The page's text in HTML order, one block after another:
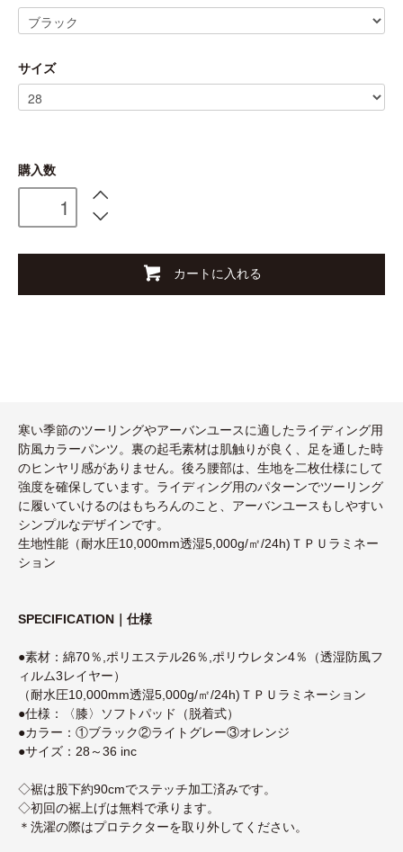
サイズ
購入数
カートに入れる
寒い季節のツーリングやアーバンユースに適したライディング用
防風カラーパンツ。裏の起毛素材は肌触りが良く、足を通した時
のヒンヤリ感がありません。後ろ腰部は、生地を二枚仕様にして
強度を確保しています。ライディング用のパターンでツーリング
に履いていけるのはもちろんのこと、アーバンユースもしやすい
シンプルなデザインです。
生地性能（耐水圧10,000mm透湿5,000g/㎡/24h)ＴＰＵラミネー
ション
SPECIFICATION｜仕様
●素材：綿70％,ポリエステル26％,ポリウレタン4％（透湿防風フ
ィルム3レイヤー）
（耐水圧10,000mm透湿5,000g/㎡/24h)ＴＰＵラミネーション
●仕様：〈膝〉ソフトパッド（脱着式）
●カラー：①ブラック②ライトグレー③オレンジ
●サイズ：28～36 inc
◇裾は股下約90cmでステッチ加工済みです。
◇初回の裾上げは無料で承ります。
＊洗濯の際はプロテクターを取り外してください。